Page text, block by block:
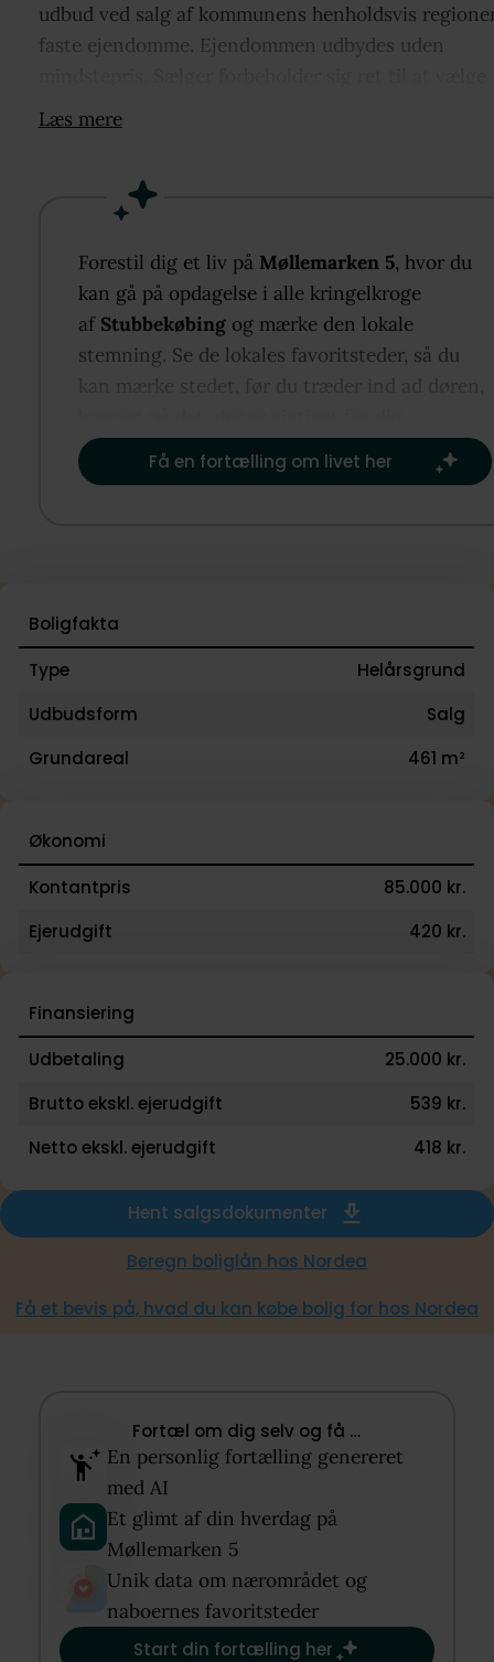
udbud ved salg af kommunens henholdsvis
faste ejendomme. Ejendommen udbydes uden
mellem eller forkaste indkomne tilbud. Drømmer
I roligt og børnevenligt kvarter i Stubbekøbing
både indkøbsmuligheder, skole, daginstitutioner og
sportsfaciliteter.
Fra Stubbekøbing er der kun ca. 20 minutters
Nykøbing Falster, hvor der findes gode
meget mere. Derudover er Stubbekøbing i kort
til motorvejen om enten man skal nord på mod
Læs mere
Forestil dig et liv på Møllemarken 5, hvor du
kan gå på opdagelse i alle kringelkroge
af Stubbekøbing og mærke den lokale
stemning. Se de lokales favoritsteder, så du
kan mærke stedet, før du træder ind ad døren,
Få en fortælling om livet her
Boligfakta
Type
Helårsgrund
Udbudsform
Salg
Grundareal
461 m²
Økonomi
Kontantpris
85.000 kr.
Ejerudgift
420 kr.
Finansiering
Udbetaling
25.000 kr.
Brutto ekskl. ejerudgift
539 kr.
Netto ekskl. ejerudgift
418 kr.
Hent salgsdokumenter
Beregn boliglån hos Nordea
Få et bevis på, hvad du kan købe bolig for hos Nordea
Fortæl om dig selv og få …​
En personlig fortælling genereret
med AI​
Et glimt af din hverdag på
Møllemarken 5​
Unik data om nærområdet og
naboernes favoritsteder​
Start din fortælling her